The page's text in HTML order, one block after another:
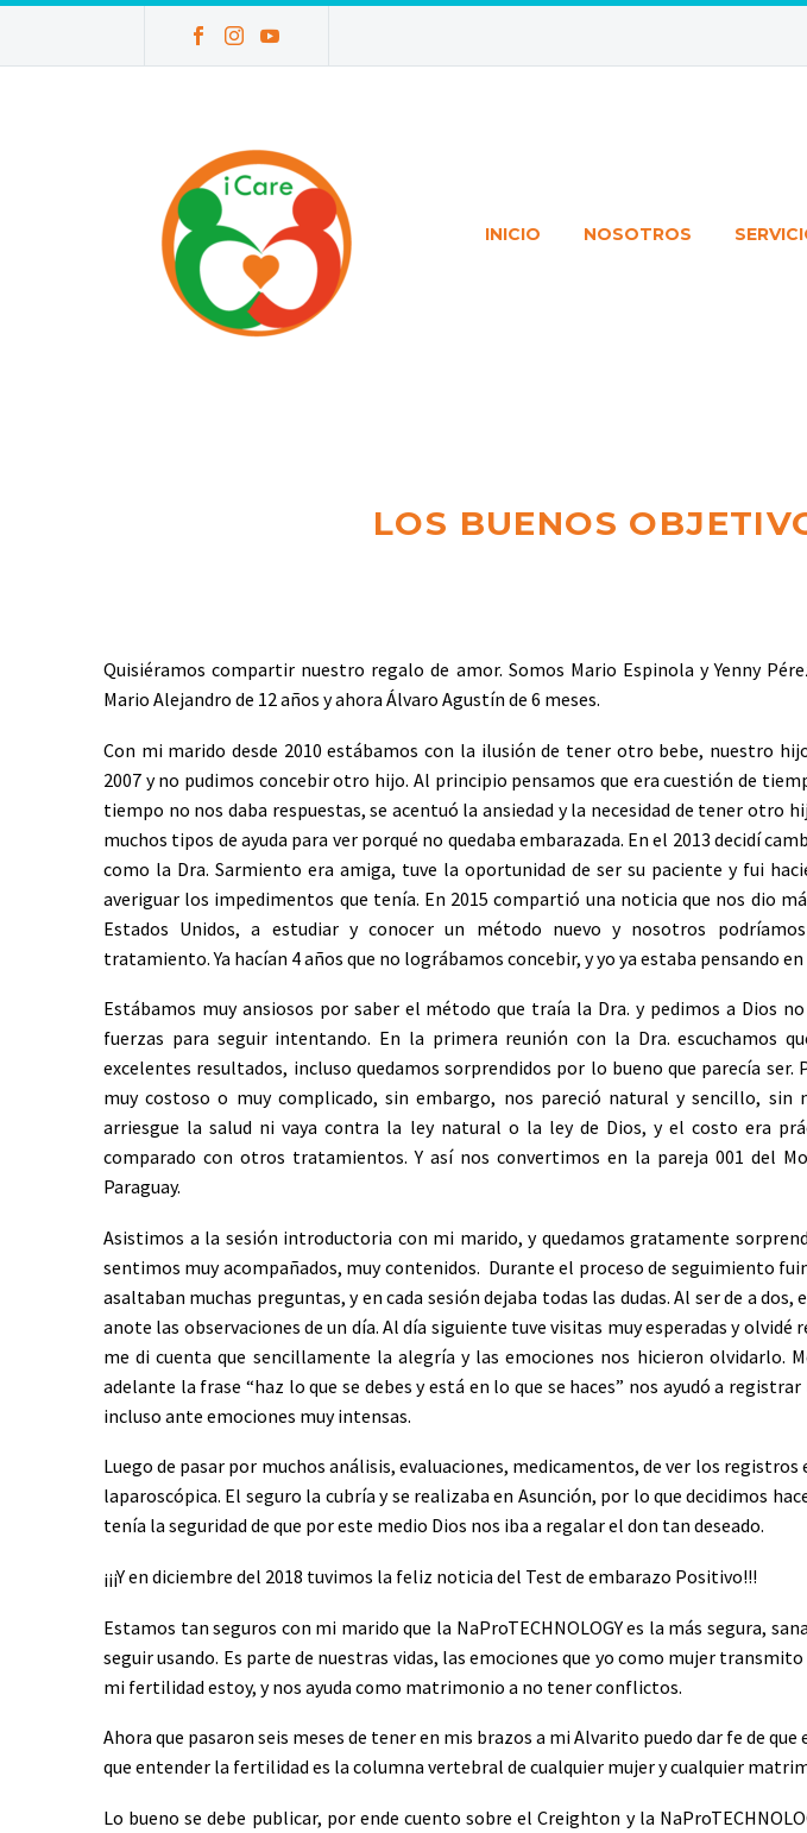
INICIO NOSOTROS
LOS BUENOS
Quisiéramos compartir nuestro regalo de amor. Somos Mario Espinola y Yenny
Mario Alejandro de 12 años y ahora Álvaro Agustín de 6 meses.
Con mi marido desde 2010 estábamos con la ilusión de tener otro bebe, nuestro
2007 y no pudimos concebir otro hijo. Al principio pensamos que era cuestión de
tiempo no nos daba respuestas, se acentuó la ansiedad y la necesidad de tener otro
muchos tipos de ayuda para ver porqué no quedaba embarazada. En el 2013 decidí
como la Dra. Sarmiento era amiga, tuve la oportunidad de ser su paciente y fui
averiguar los impedimentos que tenía. En 2015 compartió una noticia que nos dio
Estados Unidos, a estudiar y conocer un método nuevo y nosotros
tratamiento. Ya hacían 4 años que no lográbamos concebir, y yo ya estaba pensando
Estábamos muy ansiosos por saber el método que traía la Dra. y pedimos a Dios no
fuerzas para seguir intentando. En la primera reunión con la Dra. escuchamos
excelentes resultados, incluso quedamos sorprendidos por lo bueno que parecía ser.
muy costoso o muy complicado, sin embargo, nos pareció natural y sencillo, sin
arriesgue la salud ni vaya contra la ley natural o la ley de Dios, y el costo era
comparado con otros tratamientos. Y así nos convertimos en la pareja 001 del
Paraguay.
Asistimos a la sesión introductoria con mi marido, y quedamos gratamente
sentimos muy acompañados, muy contenidos. Durante el proceso de seguimiento
asaltaban muchas preguntas, y en cada sesión dejaba todas las dudas. Al ser de a
anote las observaciones de un día. Al día siguiente tuve visitas muy esperadas y
me di cuenta que sencillamente la alegría y las emociones nos hicieron olvidarlo.
adelante la frase “haz lo que se debes y está en lo que se haces” nos ayudó a
incluso ante emociones muy intensas.
Luego de pasar por muchos análisis, evaluaciones, medicamentos, de ver los
laparoscópica. El seguro la cubría y se realizaba en Asunción, por lo que decidimos
tenía la seguridad de que por este medio Dios nos iba a regalar el don tan deseado.
¡¡¡Y en diciembre del 2018 tuvimos la feliz noticia del Test de embarazo Positivo!!!
Estamos tan seguros con mi marido que la NaProTECHNOLOGY es la más segura,
seguir usando. Es parte de nuestras vidas, las emociones que yo como mujer
mi fertilidad estoy, y nos ayuda como matrimonio a no tener conflictos.
Ahora que pasaron seis meses de tener en mis brazos a mi Alvarito puedo dar fe de
que entender la fertilidad es la columna vertebral de cualquier mujer y cualquier
Lo bueno se debe publicar, por ende cuento sobre el Creighton y la